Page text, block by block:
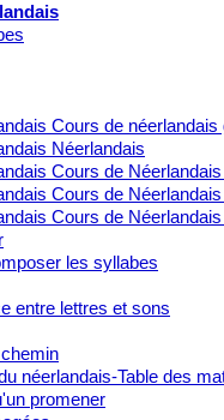
Cours de
Néerlandais
Cours de
Cours de
Cours de
les syllabes
entre lettres et sons
néerlandais-Table des
promener